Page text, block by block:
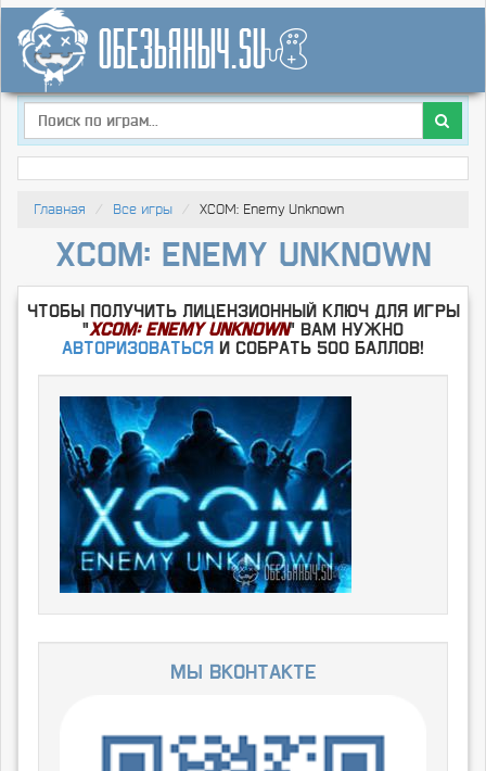
Главная Все игры XCOM: Enemy Unknown
XCOM: Enemy Unknown
Чтобы получить лицензионный ключ для игры
"XCOM: Enemy Unknown" Вам нужно
Авторизоваться
и собрать 500 баллов!
Мы ВКонтакте